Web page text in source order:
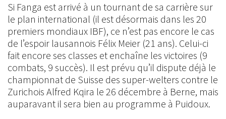
Si Fanga est arrivé à un tournant de sa carrière sur
le plan international (il est désormais dans les 20
premiers mondiaux IBF), ce n’est pas encore le cas
de l’espoir lausannois Félix Meier (21 ans). Celui-ci
fait encore ses classes et enchaîne les victoires (9
combats, 9 succès). Il est prévu qu’il dispute déjà le
championnat de Suisse des super-welters contre le
Zurichois Alfred Kqira le 26 décembre à Berne, mais
auparavant il sera bien au programme à Puidoux.